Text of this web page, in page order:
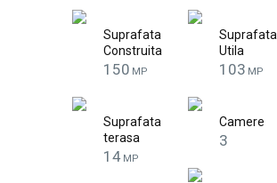
Suprafata
Construita
150 MP
Suprafata
Utila
103 MP
Suprafata
terasa
14 MP
Camere
3